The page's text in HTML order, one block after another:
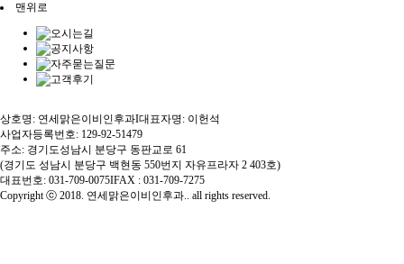
맨위로
상호명: 연세맑은이비인후과I대표자명: 이헌석
사업자등록번호: 129-92-51479
주소: 경기도성남시 분당구 동판교로 61
(경기도 성남시 분당구 백현동 550번지 자유프라자 2 403호)
대표번호: 031-709-0075IFAX : 031-709-7275
Copyright ⓒ 2018. 연세맑은이비인후과.. all rights reserved.